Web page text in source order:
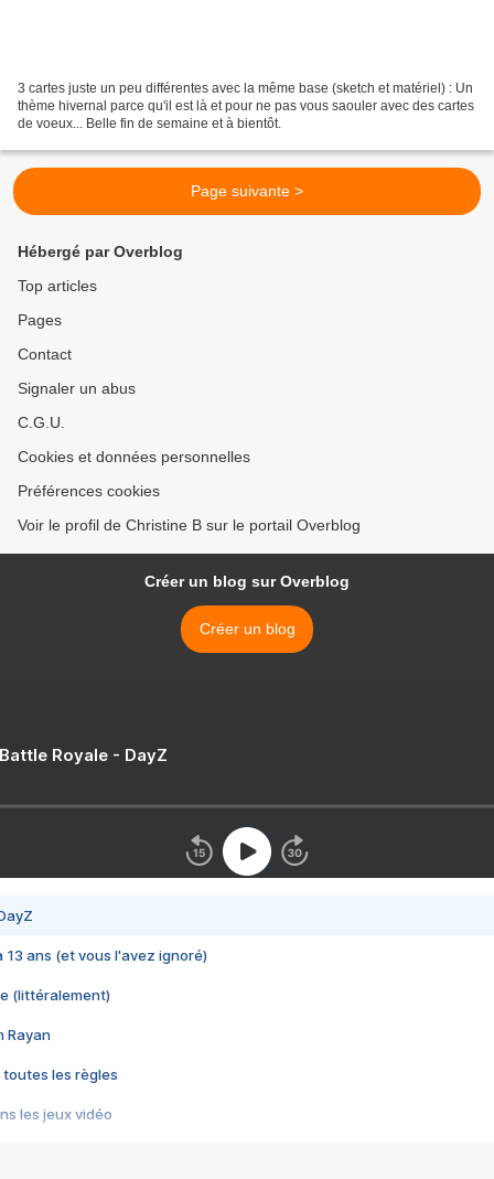
3 cartes juste un peu différentes avec la même base (sketch et matériel) : Un
thème hivernal parce qu'il est là et pour ne pas vous saouler avec des cartes
de voeux... Belle fin de semaine et à bientôt.
Page suivante >
Hébergé par Overblog
Top articles
Pages
Contact
Signaler un abus
C.G.U.
Cookies et données personnelles
Préférences cookies
Voir le profil de Christine B sur le portail Overblog
Créer un blog sur Overblog
Créer un blog
Royale - DayZ
13 ans (et vous l'avez ignoré)
(littéralement)
Rayan
toutes les règles
les jeux vidéo